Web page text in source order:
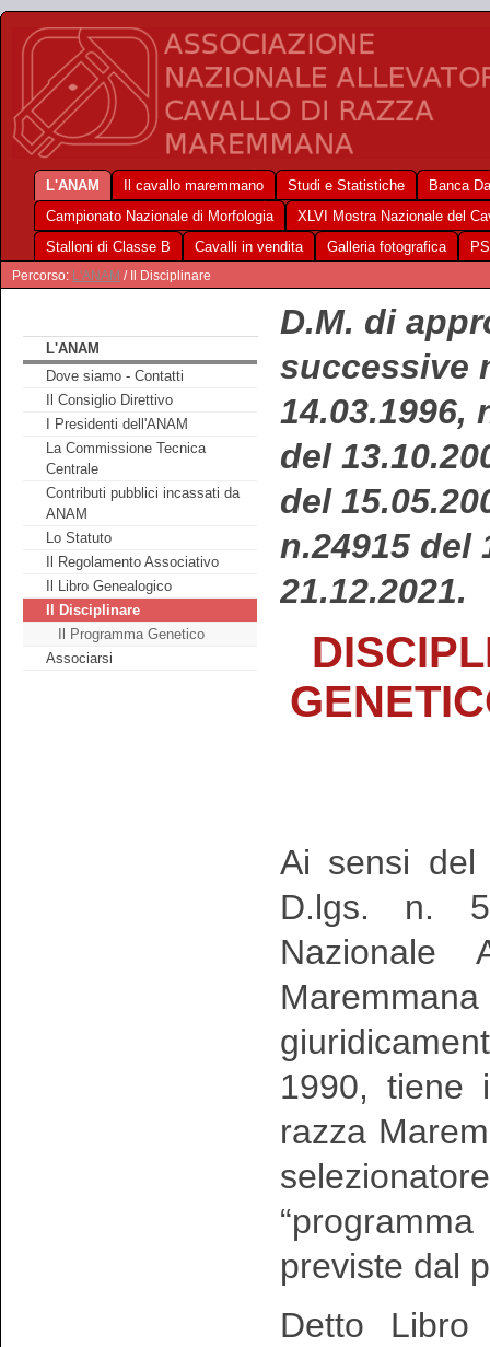
L'ANAM Il cavallo maremmano Studi e Statistiche
Banca
Campionato Nazionale di Morfologia
XLVI Mostra Nazionale del
Stalloni di Classe B
Cavalli in vendita Galleria fotografica
Percorso: L'ANAM / Il Disciplinare
L'ANAM
Dove siamo - Contatti
Il Consiglio Direttivo
I Presidenti dell'ANAM
La Commissione Tecnica
Centrale
Contributi pubblici incassati da
ANAM
Lo Statuto
Il Regolamento Associativo
Il Libro Genealogico
Il Disciplinare
Il Programma Genetico
Associarsi
D.M. di
successive
14.03.1996,
del
del
n.24915 del
21.12.2021.
Ai sensi del
D.lgs. n.
1990, tiene
razza
previste dal
Detto Libro